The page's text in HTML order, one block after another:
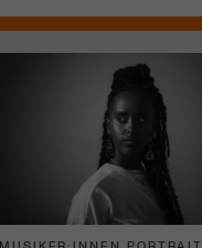
PORTRAIT